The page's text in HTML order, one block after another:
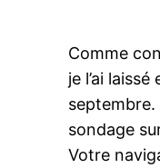
Comme
je l’ai
septembre.
sondage
Votre